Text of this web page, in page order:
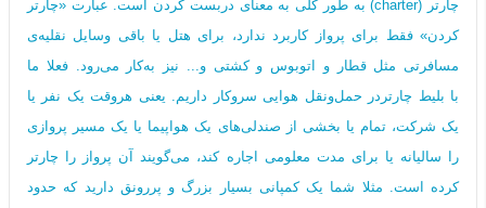
چارتر (charter) به طور کلی به معنای دربست کردن است. عبارت «چارتر
کردن» فقط برای پرواز کاربرد ندارد، برای هتل یا باقی وسایل نقلیه‌ی
مسافرتی مثل قطار و اتوبوس و کشتی و... نیز به‌کار می‌رود. فعلا ما
با بلیط چارتردر حمل‌ونقل هوایی سروکار داریم. یعنی هروقت یک نفر یا
یک شرکت، تمام یا بخشی از صندلی‌های یک هواپیما یا یک مسیر پروازی
را سالیانه یا برای مدت معلومی اجاره کند، می‌گویند آن پرواز را چارتر
کرده است. مثلا شما یک کمپانی بسیار بزرگ و پررونق دارید که حدود